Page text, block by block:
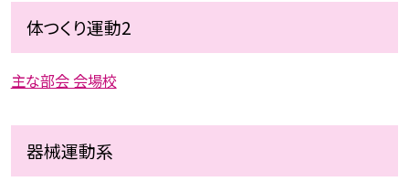
体つくり運動2
主な部会 会場校
器械運動系